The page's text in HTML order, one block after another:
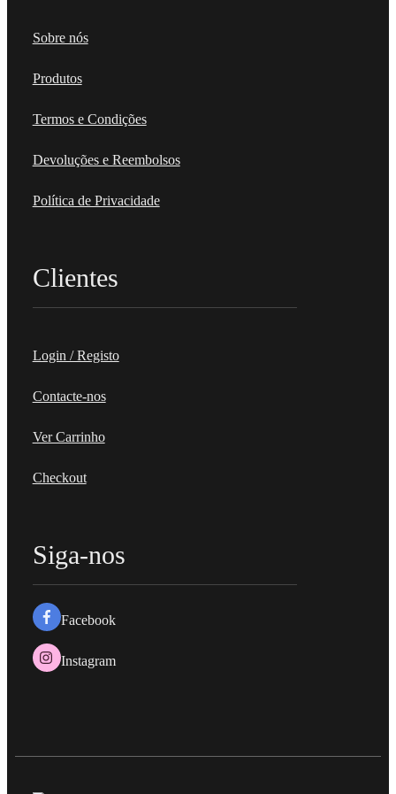
Sobre nós
Produtos
Termos e Condições
Devoluções e Reembolsos
Política de Privacidade
Clientes
Login / Registo
Contacte-nos
Ver Carrinho
Checkout
Siga-nos
Facebook
Instagram